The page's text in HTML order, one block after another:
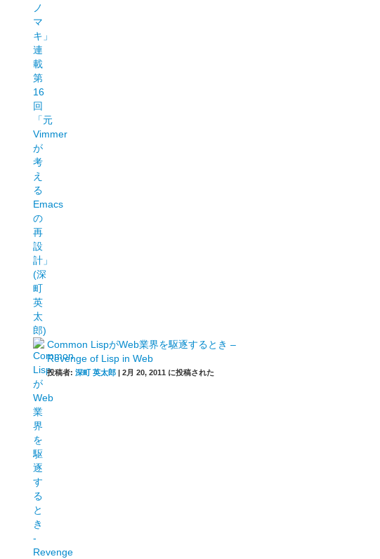
Common LispがWeb業界を駆逐するとき –
Revenge of Lisp in Web
投稿者:深町 英太郎 |2月 20, 2011 に投稿された